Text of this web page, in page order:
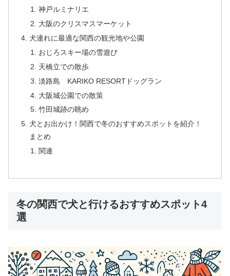
神戸ルミナリエ
大阪のクリスマスマーケット
犬連れに最適な関西の観光地や公園
おじろスキー場の雪遊び
天橋立での散歩
淡路島 KARIKO RESORTドッグラン
大阪城公園での散策
竹田城跡の眺め
犬とお出かけ！関西で冬のおすすめスポットを紹介！
まとめ
関連
冬の関西で犬と行けるおすすめスポット4
選